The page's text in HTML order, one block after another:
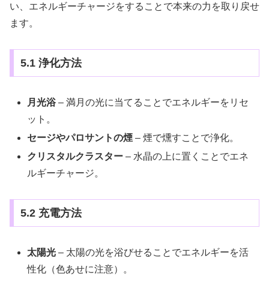
い、エネルギーチャージをすることで本来の力を取り戻せ
ます。
5.1 浄化方法
月光浴 – 満月の光に当てることでエネルギーをリセ
ット。
セージやパロサントの煙 – 煙で燻すことで浄化。
クリスタルクラスター – 水晶の上に置くことでエネ
ルギーチャージ。
5.2 充電方法
太陽光 – 太陽の光を浴びせることでエネルギーを活
性化（色あせに注意）。